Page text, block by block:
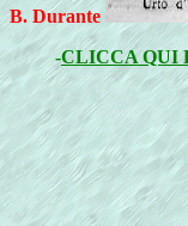
B. Durante
-CLICCA QUI